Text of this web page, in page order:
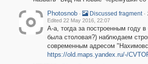
Photosnob · Discussed fragment ·
Edited 22 May 2016, 22:07
А-а, тогда за построенным году
была столовая?) наблюдаем
современным адресом
https://old.maps.yandex.ru/-/